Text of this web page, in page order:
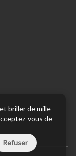
briller de mille
vous de
Refuser